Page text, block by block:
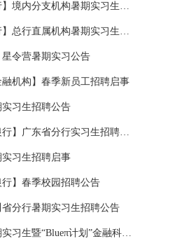
分支机构暑期实习生招聘公告
直属机构暑期实习生招聘公告
令营暑期实习公告
机构】春季新员工招聘启事
习生招聘公告
广东省分行实习生招聘公告
习生招聘启事
】春季校园招聘公告
分行暑期实习生招聘公告
计划”金融科技校招提前批公告